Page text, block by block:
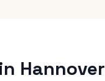
Hannover